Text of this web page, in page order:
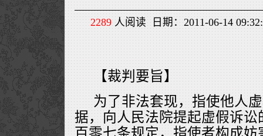
2289人阅读 日期：2011-06-14
【裁判要旨】
为了非法套现，指使他人
据，向人民法院提起虚假诉